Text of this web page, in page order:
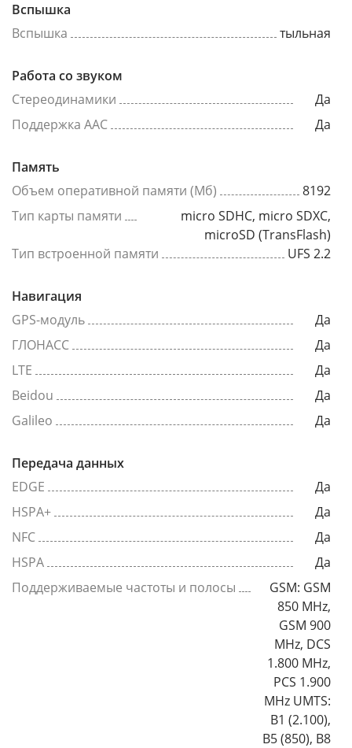
Вспышка
Вспышка
тыльная
Работа со звуком
Стереодинамики
Да
Поддержка AAC
Да
Память
Объем оперативной памяти (Мб)
8192
Тип карты памяти
micro SDHC, micro SDXC,
microSD (TransFlash)
Тип встроенной памяти
UFS 2.2
Навигация
GPS-модуль
Да
ГЛОНАСС
Да
LTE
Да
Beidou
Да
Galileo
Да
Передача данных
EDGE
Да
HSPA+
Да
NFC
Да
HSPA
Да
Поддерживаемые частоты и полосы
GSM: GSM
850 MHz,
GSM 900
MHz, DCS
1.800 MHz,
PCS 1.900
MHz UMTS:
B1 (2.100),
B5 (850), B8